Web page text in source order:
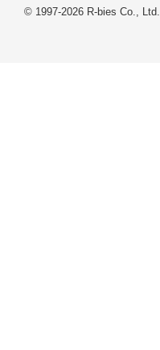
© 1997-2026 R-bies Co., Ltd.